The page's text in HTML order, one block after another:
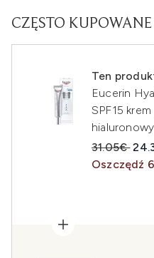
CZĘSTO
Ten
Eucerin
SPF15
31.05€
Oszczędź